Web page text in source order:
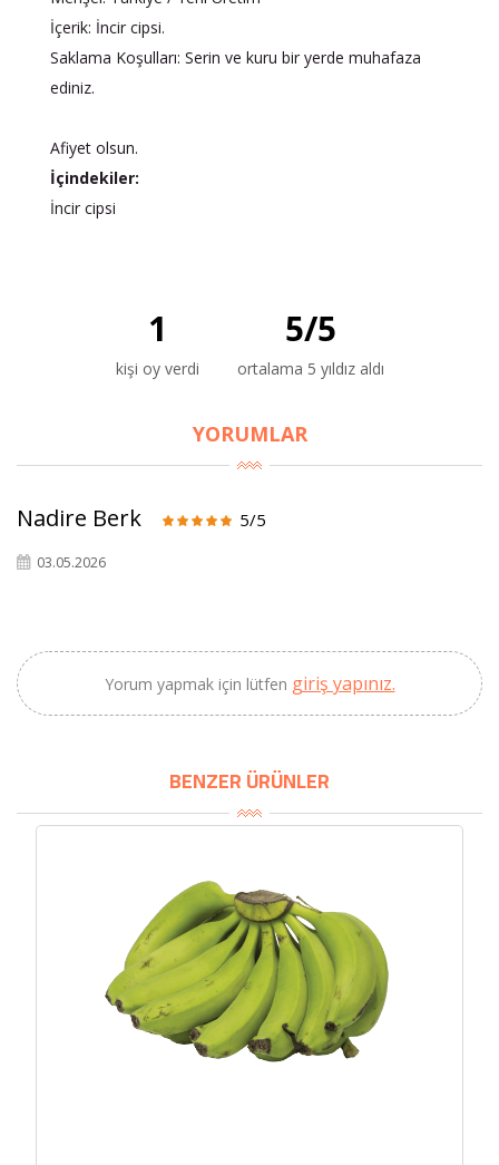
İçerik: İncir cipsi.
Saklama Koşulları: Serin ve kuru bir yerde muhafaza
ediniz.
Afiyet olsun.
İçindekiler:
İncir cipsi
1
kişi oy verdi
5/5
ortalama 5 yıldız aldı
YORUMLAR
Nadire Berk 5/5
03.05.2026
Yorum yapmak için lütfen giriş yapınız.
BENZER ÜRÜNLER
2320,00 TL
2100,00 TL
Sızma Zeytinyağı
(2025 Yeni Hasat,
SEPETE EKLE